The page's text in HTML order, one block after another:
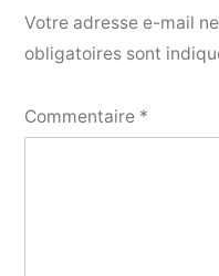
Votre adresse e-mail
obligatoires sont
Commentaire *